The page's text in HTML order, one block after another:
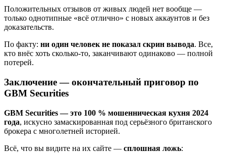
Положительных отзывов от живых людей нет вообще —
только однотипные «всё отлично» с новых аккаунтов и без
доказательств.
По факту: ни один человек не показал скрин вывода. Все,
кто внёс хоть сколько-то, заканчивают одинаково — полной
потерей.
Заключение — окончательный приговор по
GBM Securities
GBM Securities — это 100 % мошенническая кухня 2024
года, искусно замаскированная под серьёзного британского
брокера с многолетней историей.
Всё, что вы видите на их сайте — сплошная ложь: